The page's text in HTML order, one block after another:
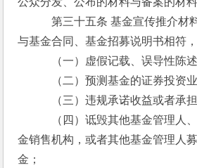
第三十五条 基金宣传推介材料
与基金合同、基金招募说明书相符
（一）虚假记载、误导性陈述
（二）预测基金的证券投资业
（三）违规承诺收益或者承担
（四）诋毁其他基金管理人、
金销售机构，或者其他基金管理人
金；